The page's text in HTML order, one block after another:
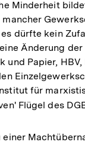
Minderheit
dürfte kein
Änderung
und Papier, HBV,
für
Flügel des
einer